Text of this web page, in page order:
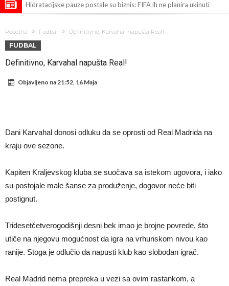
Hidratacijske pauze postale su biznis: FIFA ih ne planira ukinuti
Atletika?!
Ovo se Novaku nikad nije dešavalo: Sinner i Alcaraz odustaju, a
Mudrik se vratio na teren nakon više od 600 dana. Odmah ide na
Početna Fudbal Definitivno, Karvahal napušta Real!
FUDBAL
Definitivno, Karvahal napušta Real!
Objavljeno na21:52, 16 Maja
Dani Karvahal donosi odluku da se oprosti od Real Madrida na
kraju ove sezone.
Kapiten Kraljevskog kluba se suočava sa istekom ugovora, i iako
su postojale male šanse za produženje, dogovor neće biti
postignut.
Tridesetčetverogodišnji desni bek imao je brojne povrede, što
utiče na njegovu mogućnost da igra na vrhunskom nivou kao
ranije. Stoga je odlučio da napusti klub kao slobodan igrač.
Real Madrid nema prepreka u vezi sa ovim rastankom, a